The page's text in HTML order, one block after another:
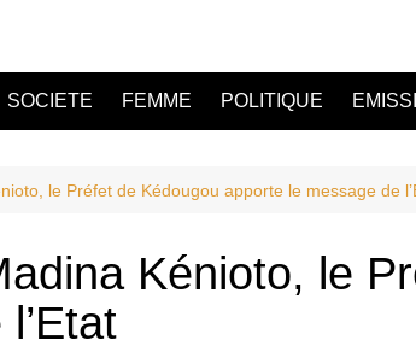
SOCIETE FEMME POLITIQUE
le Préfet de Kédougou apporte le message de
Kénioto, le